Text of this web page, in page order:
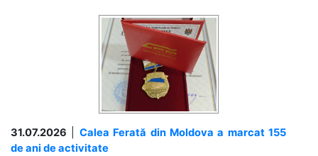
31.07.2026
Calea Ferată din Moldova a marcat 155
de ani de activitate